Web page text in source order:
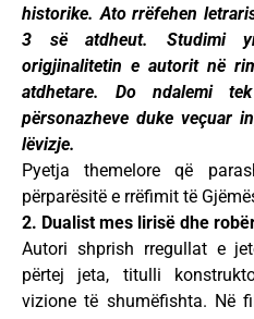
historike. Ato rrëfehen
3 së atdheut. Studimi
origjinalitetin e autorit në
atdhetare. Do ndalemi
përsonazheve duke veçuar
lëvizje.
Pyetja themelore që
përparësitë e rrëfimit të
2. Dualist mes lirisë dhe
Autori shprish rregullat e
përtej jeta, titulli
vizione të shumëfishta. Në